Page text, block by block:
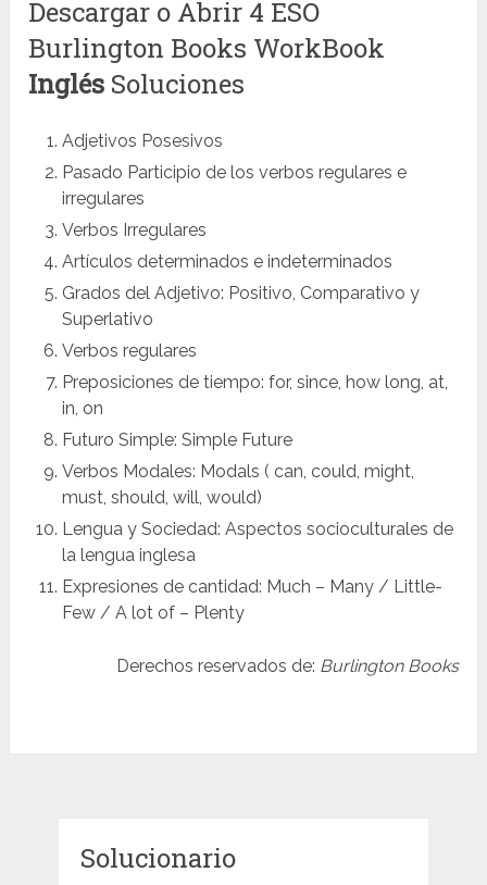
Descargar o Abrir 4 ESO
Burlington Books WorkBook
Inglés Soluciones
Adjetivos Posesivos
Pasado Participio de los verbos regulares e
irregulares
Verbos Irregulares
Artículos determinados e indeterminados
Grados del Adjetivo: Positivo, Comparativo y
Superlativo
Verbos regulares
Preposiciones de tiempo: for, since, how long, at,
in, on
Futuro Simple: Simple Future
Verbos Modales: Modals ( can, could, might,
must, should, will, would)
Lengua y Sociedad: Aspectos socioculturales de
la lengua inglesa
Expresiones de cantidad: Much – Many / Little-
Few / A lot of – Plenty
Derechos reservados de: Burlington Books
Solucionario